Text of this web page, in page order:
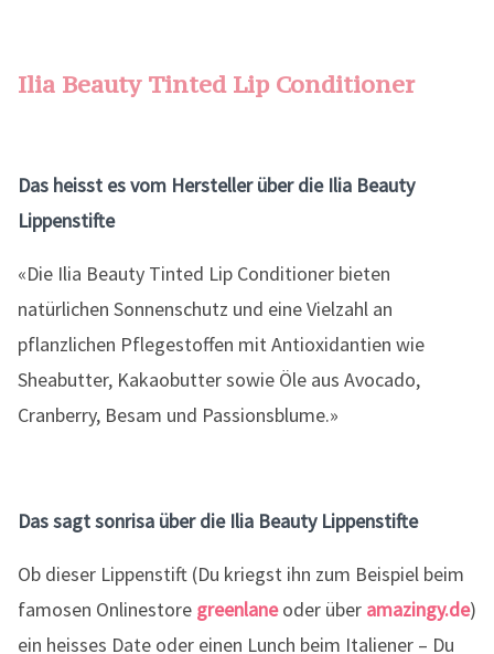
Ilia Beauty Tinted Lip Conditioner
Das heisst es vom Hersteller über die Ilia Beauty
Lippenstifte
«Die Ilia Beauty Tinted Lip Conditioner bieten
natürlichen Sonnenschutz und eine Vielzahl an
pflanzlichen Pflegestoffen mit Antioxidantien wie
Sheabutter, Kakaobutter sowie Öle aus Avocado,
Cranberry, Besam und Passionsblume.»
Das sagt sonrisa über die Ilia Beauty Lippenstifte
Ob dieser Lippenstift (Du kriegst ihn zum Beispiel beim
famosen Onlinestore greenlaneoder über amazingy.de)
ein heisses Date oder einen Lunch beim Italiener – Du